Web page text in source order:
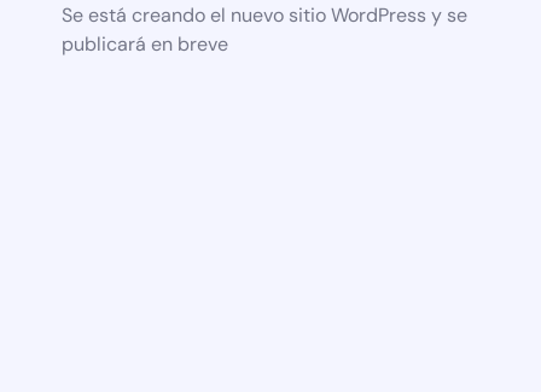
Se está creando el nuevo sitio WordPress y se
publicará en breve